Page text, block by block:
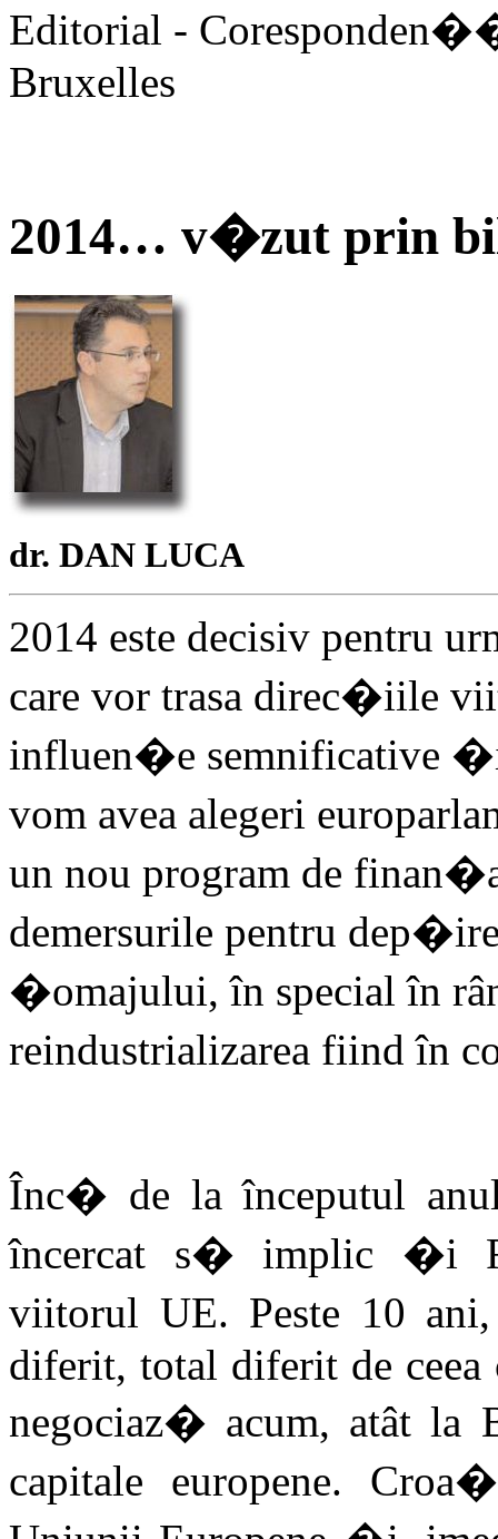
Editorial -
Bruxelles
2014… v�zut prin
dr. DAN LUCA
2014 este decisiv pentru
care vor trasa direc�iile
influen�e semnificative
vom avea alegeri
un nou program de
demersurile pentru
�omajului, în special în
reindustrializarea fiind în
Înc� de la începutul
încercat s� implic �i
viitorul UE. Peste 10
diferit, total diferit de ceea
negociaz� acum, atât la
capitale europene.